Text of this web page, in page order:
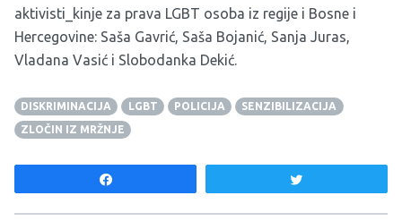
aktivisti_kinje za prava LGBT osoba iz regije i Bosne i
Hercegovine: Saša Gavrić, Saša Bojanić, Sanja Juras,
Vladana Vasić i Slobodanka Dekić.
DISKRIMINACIJA LGBT POLICIJA
SENZIBILIZACIJA
ZLOČIN IZ MRŽNJE